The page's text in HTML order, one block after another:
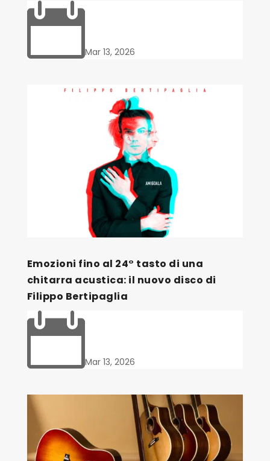
Mar 13, 2026
Emozioni fino al 24° tasto di una
chitarra acustica: il nuovo disco di
Filippo Bertipaglia
Mar 13, 2026